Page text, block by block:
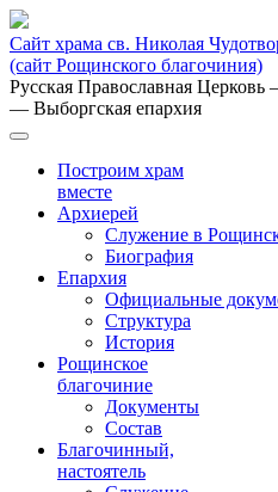
Сайт храма св. Николая
(сайт Рощинского благочиния)
Русская Православная Церковь
— Выборгская епархия
Построим храм
вместе
Архиерей
Служение в
Биография
Епархия
Официальные
Структура
История
Рощинское
благочиние
Документы
Состав
Благочинный,
настоятель